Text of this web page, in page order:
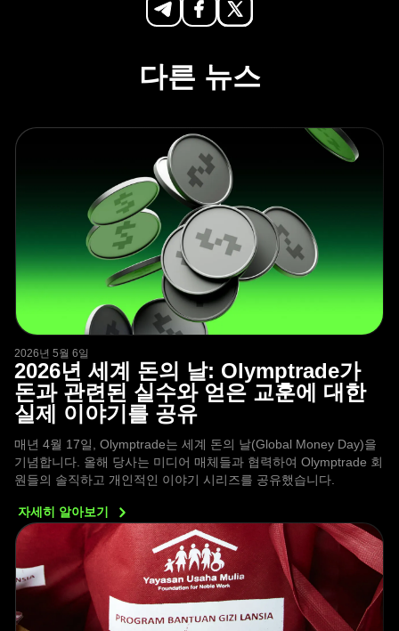
다른 뉴스
2026년 5월 6일
2026년 세계 돈의 날: Olymptrade가
돈과 관련된 실수와 얻은 교훈에 대한
실제 이야기를 공유
매년 4월 17일, Olymptrade는 세계 돈의 날(Global Money Day)을
기념합니다. 올해 당사는 미디어 매체들과 협력하여 Olymptrade 회
원들의 솔직하고 개인적인 이야기 시리즈를 공유했습니다.
자세히 알아보기